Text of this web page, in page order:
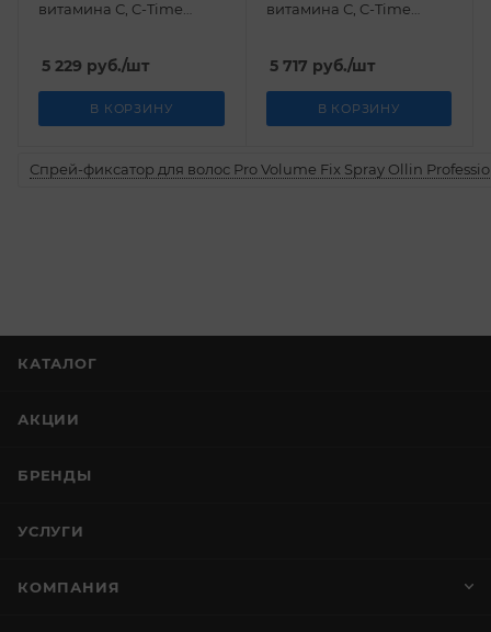
витамина С, C-Time
5 229 руб./шт
В КОРЗИНУ
витамина С, C-Time
5 717 руб./шт
В КОРЗИНУ
Спрей-фиксатор для волос Pro Volume Fix Spray Ollin
КАТАЛОГ
АКЦИИ
БРЕНДЫ
УСЛУГИ
КОМПАНИЯ